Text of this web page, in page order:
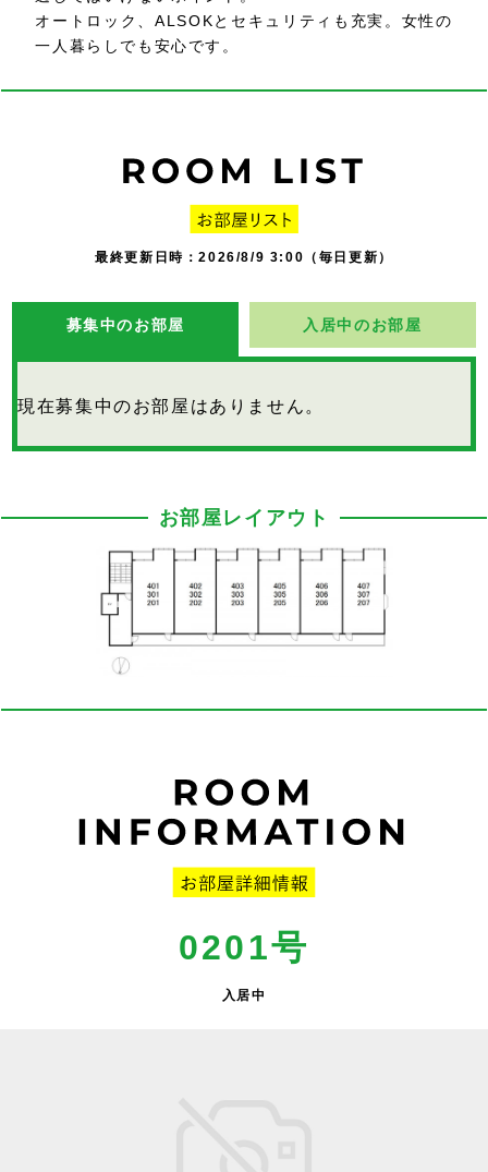
オートロック、ALSOKとセキュリティも充実。女性の
一人暮らしでも安心です。
最終更新日時：2026/8/9 3:00（毎日更新）
募集中のお部屋 入居中のお部屋
現在募集中のお部屋はありません。
お部屋レイアウト
0201号
入居中